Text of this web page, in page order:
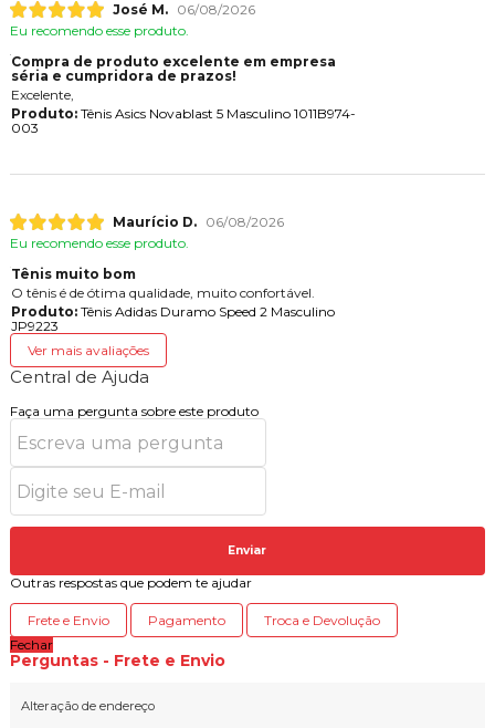
José M.
06/08/2026
Eu recomendo esse produto.
Compra de produto excelente em empresa
séria e cumpridora de prazos!
Excelente,
Produto:Tênis Asics Novablast 5 Masculino 1011B974-
003
Maurício D.
06/08/2026
Eu recomendo esse produto.
Tênis muito bom
O tênis é de ótima qualidade, muito confortável.
Produto:Tênis Adidas Duramo Speed 2 Masculino
JP9223
Ver mais avaliações
Central de Ajuda
Faça uma pergunta sobre este produto
Enviar
Outras respostas que podem te ajudar
Frete e Envio Pagamento
Troca e Devolução
Fechar
Perguntas - Frete e Envio
Alteração de endereço